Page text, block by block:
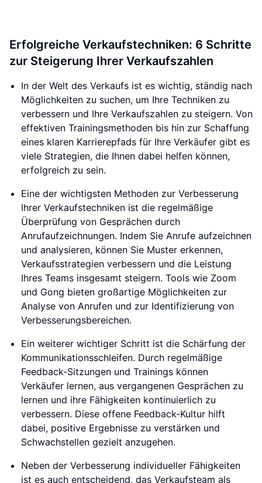
Erfolgreiche Verkaufstechniken: 6 Schritte
zur Steigerung Ihrer Verkaufszahlen
In der Welt des Verkaufs ist es wichtig, ständig nach
Möglichkeiten zu suchen, um Ihre Techniken zu
verbessern und Ihre Verkaufszahlen zu steigern. Von
effektiven Trainingsmethoden bis hin zur Schaffung
eines klaren Karrierepfads für Ihre Verkäufer gibt es
viele Strategien, die Ihnen dabei helfen können,
erfolgreich zu sein.
Eine der wichtigsten Methoden zur Verbesserung
Ihrer Verkaufstechniken ist die regelmäßige
Überprüfung von Gesprächen durch
Anrufaufzeichnungen. Indem Sie Anrufe aufzeichnen
und analysieren, können Sie Muster erkennen,
Verkaufsstrategien verbessern und die Leistung
Ihres Teams insgesamt steigern. Tools wie Zoom
und Gong bieten großartige Möglichkeiten zur
Analyse von Anrufen und zur Identifizierung von
Verbesserungsbereichen.
Ein weiterer wichtiger Schritt ist die Schärfung der
Kommunikationsschleifen. Durch regelmäßige
Feedback-Sitzungen und Trainings können
Verkäufer lernen, aus vergangenen Gesprächen zu
lernen und ihre Fähigkeiten kontinuierlich zu
verbessern. Diese offene Feedback-Kultur hilft
dabei, positive Ergebnisse zu verstärken und
Schwachstellen gezielt anzugehen.
Neben der Verbesserung individueller Fähigkeiten
ist es auch entscheidend, das Verkaufsteam als